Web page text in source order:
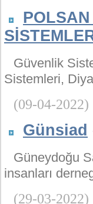
Güvenlik
Sistemleri,
(09-04-2022)
Günsiad
Güneydoğu
insanları
(29-03-2022)